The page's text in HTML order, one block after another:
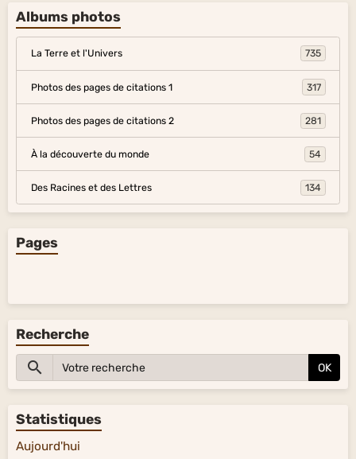
Albums photos
La Terre et l'Univers 735
Photos des pages de citations 1 317
Photos des pages de citations 2 281
À la découverte du monde 54
Des Racines et des Lettres 134
Pages
Recherche
OK
Statistiques
Aujourd'hui